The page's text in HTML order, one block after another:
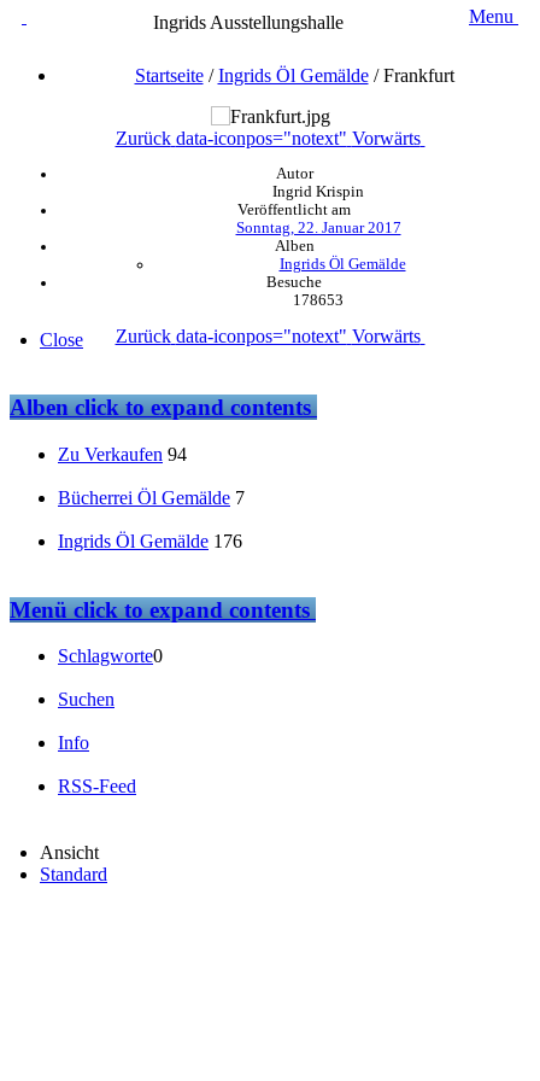
Ingrids Ausstellungshalle Menu
Startseite/Ingrids Öl Gemälde/Frankfurt
Zurück data-iconpos="notext" Vorwärts
Autor
Ingrid Krispin
Veröffentlicht am
Sonntag, 22. Januar 2017
Alben
Ingrids Öl Gemälde
Besuche
178653
Zurück data-iconpos="notext" Vorwärts
Close
Albenclick to expand contents
Zu Verkaufen 94
Bücherrei Öl Gemälde 7
Ingrids Öl Gemälde 176
Menüclick to expand contents
Schlagworte0
Suchen
Info
RSS-Feed
Ansicht
Standard